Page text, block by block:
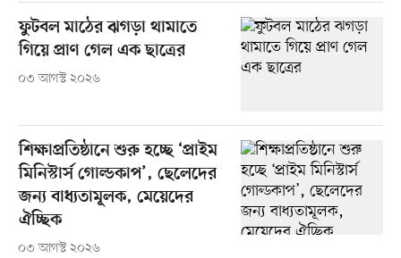
ফুটবল মাঠের ঝগড়া থামাতে
গিয়ে প্রাণ গেল এক ছাত্রের
০৩ আগস্ট ২০২৬
শিক্ষাপ্রতিষ্ঠানে শুরু হচ্ছে ‘প্রাইম
মিনিস্টার্স গোল্ডকাপ’, ছেলেদের
জন্য বাধ্যতামূলক, মেয়েদের
ঐচ্ছিক
০৩ আগস্ট ২০২৬